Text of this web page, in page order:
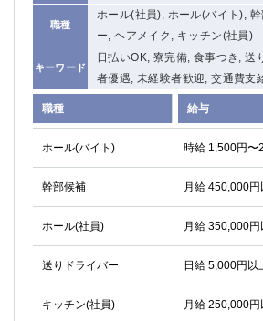
職種
ホール(社員), ホール(バイト),
ー, ヘアメイク, キッチン(社員)
キーワード
日払いOK, 寮完備, 食事つき, 送
者優遇, 未経験者歓迎, 交通費支
職種 給与
ホール(バイト) 時給 1,500円〜
幹部候補 月給 450,000円
ホール(社員) 月給 350,000円
送りドライバー 日給 5,000円以
キッチン(社員) 月給 250,000円